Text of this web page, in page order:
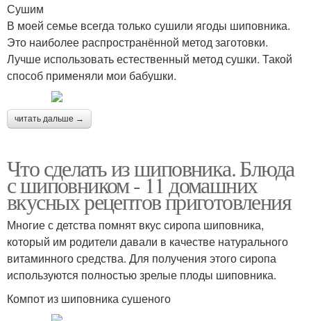
Сушим
В моей семье всегда только сушили ягоды шиповника.
Это наиболее распространённой метод заготовки.
Лучше использовать естественный метод сушки. Такой
способ применяли мои бабушки.
читать дальше →
Что сделать из шиповника. Блюда
с шиповником - 11 домашних
вкусных рецептов приготовления
Многие с детства помнят вкус сиропа шиповника,
который им родители давали в качестве натурального
витаминного средства. Для получения этого сиропа
используются полностью зрелые плоды шиповника.
Компот из шиповника сушеного